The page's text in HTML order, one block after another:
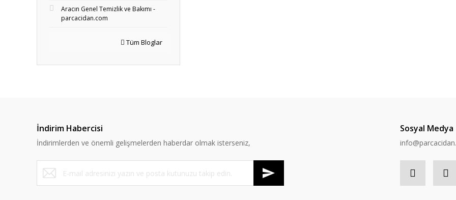
Aracın Genel Temizlik ve Bakımı -
parcacidan.com
Tüm Bloglar
İndirim Habercisi
İndirimlerden ve önemli gelişmelerden haberdar olmak isterseniz,
Sosyal Medya